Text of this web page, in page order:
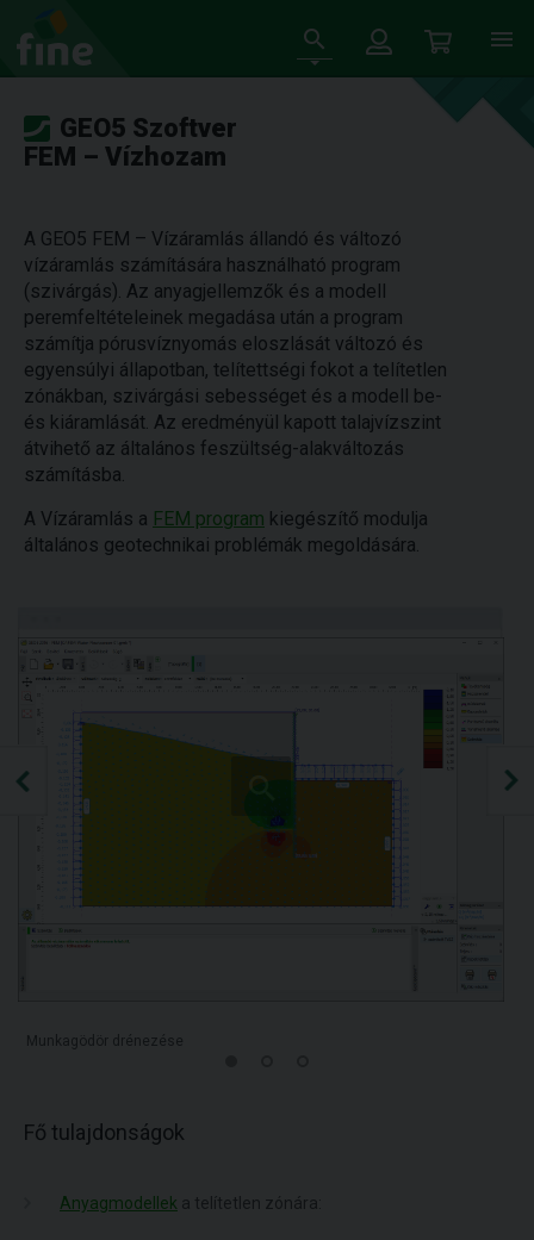
GEO5 Szoftver
FEM – Vízhozam
A GEO5 FEM – Vízáramlás állandó és változó
vízáramlás számítására használható program
(szivárgás). Az anyagjellemzők és a modell
peremfeltételeinek megadása után a program
számítja pórusvíznyomás eloszlását változó és
egyensúlyi állapotban, telítettségi fokot a telítetlen
zónákban, szivárgási sebességet és a modell be-
és kiáramlását. Az eredményül kapott talajvízszint
átvihető az általános feszültség-alakváltozás
számításba.
A Vízáramlás a FEM program kiegészítő modulja
általános geotechnikai problémák megoldására.
Munkagödör drénezése
Fő tulajdonságok
Anyagmodellek a telítetlen zónára: